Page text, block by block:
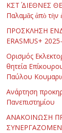
ΚΣΤ΄ ΔΙΕΘΝΕΣ
Παλαμᾶς ἀπὸ τὴν
ΠΡΟΣΚΛΗΣΗ
ERASMUS+
Ορισμός
θητεία
Παύλου
Ανάρτηση
Πανεπιστημίου
ΑΝΑΚΟΙΝΩΣΗ